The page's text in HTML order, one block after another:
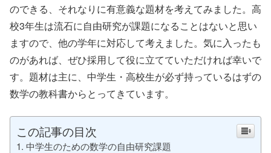
のできる、それなりに有意義な題材を考えてみました。高
校3年生は流石に自由研究が課題になることはないと思い
ますので、他の学年に対応して考えました。気に入ったも
のがあれば、ぜひ採用して役に立てていただければ幸いで
す。題材は主に、中学生・高校生が必ず持っているはずの
数学の教科書からとってきています。
この記事の目次
中学生のための数学の自由研究課題